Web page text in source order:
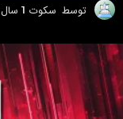
توسط سکوت 1 سال قبل